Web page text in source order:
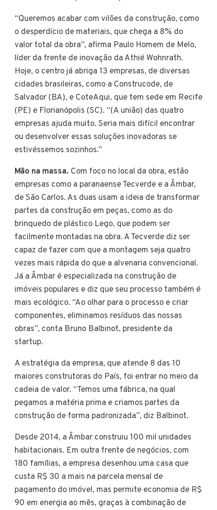
“Queremos acabar com vilões da construção, como
o desperdício de materiais, que chega a 8% do
valor total da obra”, afirma Paulo Homem de Melo,
líder da frente de inovação da Athié Wohnrath.
Hoje, o centro já abriga 13 empresas, de diversas
cidades brasileiras, como a Construcode, de
Salvador (BA), e CoteAqui, que tem sede em Recife
(PE) e Florianópolis (SC). “(A união) das quatro
empresas ajuda muito. Seria mais difícil encontrar
ou desenvolver essas soluções inovadoras se
estivéssemos sozinhos.”
Mão na massa. Com foco no local da obra, estão
empresas como a paranaense Tecverde e a Âmbar,
de São Carlos. As duas usam a ideia de transformar
partes da construção em peças, como as do
brinquedo de plástico Lego, que podem ser
facilmente montadas na obra. A Tecverde diz ser
capaz de fazer com que a montagem seja quatro
vezes mais rápida do que a alvenaria convencional.
Já a Âmbar é especializada na construção de
imóveis populares e diz que seu processo também é
mais ecológico. “Ao olhar para o processo e criar
componentes, eliminamos resíduos das nossas
obras”, conta Bruno Balbinot, presidente da
startup.
A estratégia da empresa, que atende 8 das 10
maiores construtoras do País, foi entrar no meio da
cadeia de valor. “Temos uma fábrica, na qual
pegamos a matéria prima e criamos partes da
construção de forma padronizada”, diz Balbinot.
Desde 2014, a Âmbar construiu 100 mil unidades
habitacionais. Em outra frente de negócios, com
180 famílias, a empresa desenhou uma casa que
custa R$ 30 a mais na parcela mensal de
pagamento do imóvel, mas permite economia de R$
90 em energia ao mês, graças à combinação de